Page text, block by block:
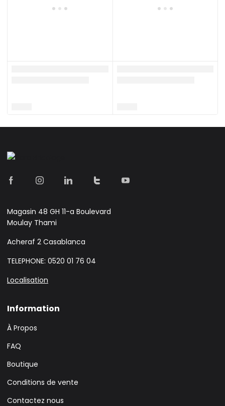
Magasin 48 GH 11-a Boulevard
Moulay Thami
Acheraf 2 Casablanca
TELEPHONE: 0520 01 76 04
Localisation
Information
À Propos
FAQ
Boutique
Conditions de vente
Contactez nous